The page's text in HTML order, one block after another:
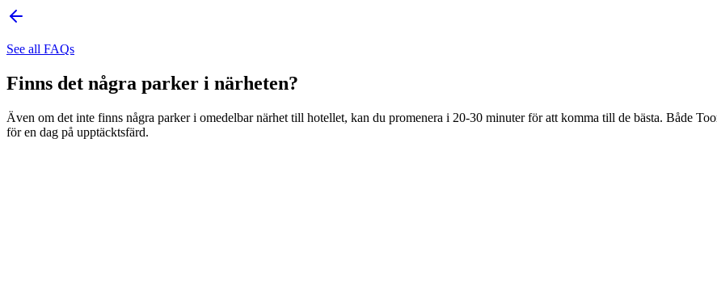
See all FAQs
Finns det några parker i närheten?
Även om det inte finns några parker i omedelbar närhet till hotellet, kan du promenera i 20-30 minuter för att komma till de bästa. Både
för en dag på upptäcktsfärd.